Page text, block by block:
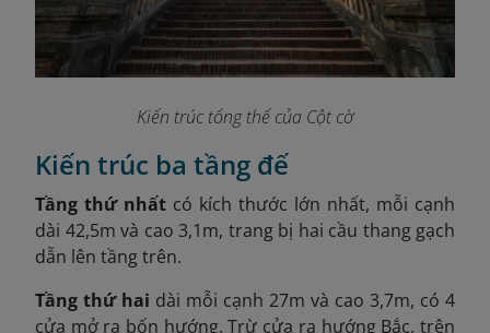
Kiến trúc tổng thể của Cột cờ
Kiến trúc ba tầng đế
Tầng thứ nhất có kích thước lớn nhất, mỗi cạnh
dài 42,5m và cao 3,1m, trang bị hai cầu thang gạch
dẫn lên tầng trên.
Tầng thứ hai dài mỗi cạnh 27m và cao 3,7m, có 4
cửa mở ra bốn hướng. Trừ cửa ra hướng Bắc, trên